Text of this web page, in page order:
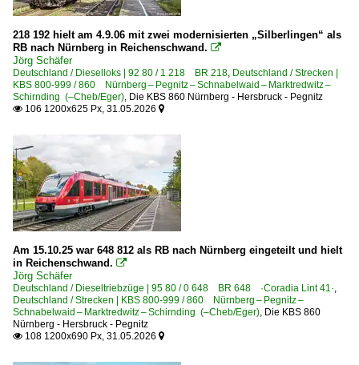
BayernBahn GmbH, Nördlingen ·BYB·
DB Bahnbau Gruppe GmbH, Berlin ·DBG·
DB Cargo Deutschland AG, Mainz ex DB Schenker
Die Länderbahn GmbH - Arriva-Länderbahn-Express
Die Länderbahn GmbH - Oberpfalzbahn ·OPB·
Eisenbahnen und Verkehrsbetriebe Elbe-Weser GmbH,
Unternehmen (L - Z)
PRESS Eisenbahn-Bau- und Betriebsgesellschaft
Starkenberger Baustoffwerke GmbH ·SBW·STARK·
Zweikraftloks | Zweikrafthybridloks | 90 80
2 159 BR 159 ·Eurodual·
218 192 hielt am 4.9.06 mit zwei modernisierten „Silberlingen“ als
RB nach Nürnberg in Reichenschwand. 
Jörg Schäfer
Deutschland / Dieselloks | 92 80 / 1 218 BR 218, Deutschland / Strecken |
KBS 800-999 / 860 Nürnberg – Pegnitz – Schnabelwaid – Marktredwitz –
Schirnding (–Cheb/Eger), Die KBS 860 Nürnberg - Hersbruck - Pegnitz
 106 1200x625 Px, 31.05.2026 
Am 15.10.25 war 648 812 als RB nach Nürnberg eingeteilt und hielt
in Reichenschwand. 
Jörg Schäfer
Deutschland / Dieseltriebzüge | 95 80 / 0 648 BR 648 ·Coradia Lint 41·,
Deutschland / Strecken | KBS 800-999 / 860 Nürnberg – Pegnitz –
Schnabelwaid – Marktredwitz – Schirnding (–Cheb/Eger), Die KBS 860
Nürnberg - Hersbruck - Pegnitz
 108 1200x690 Px, 31.05.2026 